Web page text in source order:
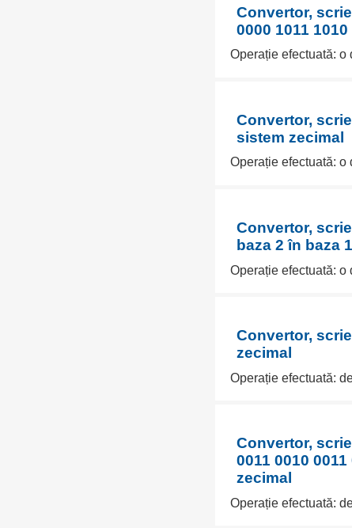
Convertor,
0000 1011
Operație efectuată: o
Convertor,
sistem zecimal
Operație efectuată: o
Convertor,
baza 2 în baza
Operație efectuată: o
Convertor,
zecimal
Operație efectuată:
Convertor,
0011 0010
zecimal
Operație efectuată: